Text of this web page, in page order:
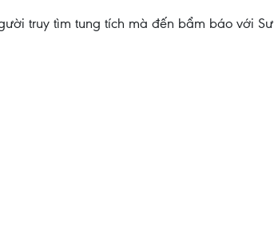
truy tìm tung tích mà đến bẩm báo với Sư